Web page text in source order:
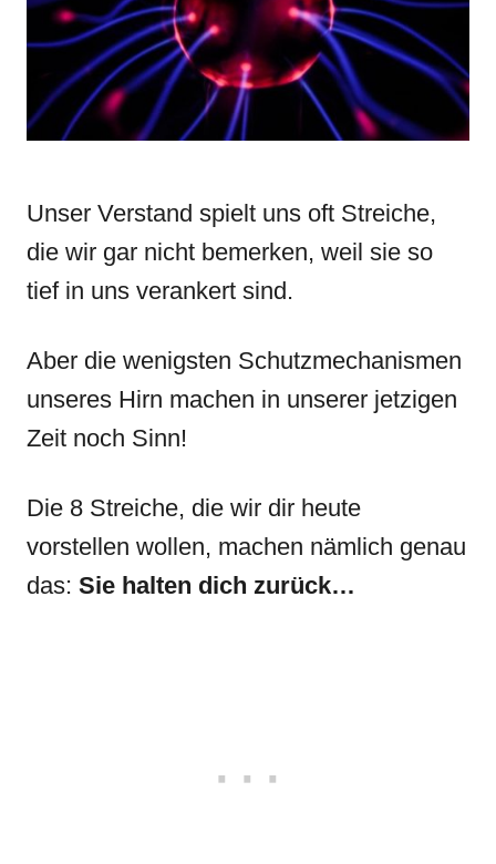
s
Unser Verstand spielt uns oft Streiche,
die wir gar nicht bemerken, weil sie so
tief in uns verankert sind.
Aber die wenigsten Schutzmechanismen
unseres Hirn machen in unserer jetzigen
Zeit noch Sinn!
Die 8 Streiche, die wir dir heute
vorstellen wollen, machen nämlich genau
das: Sie halten dich zurück…